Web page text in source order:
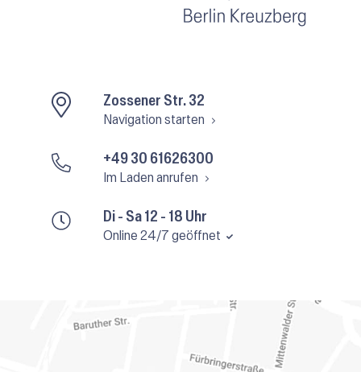
Di - Sa 12 - 18 Uhr
Online 24/7 geöffnet
Zossener Str. 32
Navigation starten
+49 30 61626300
Im Laden anrufen